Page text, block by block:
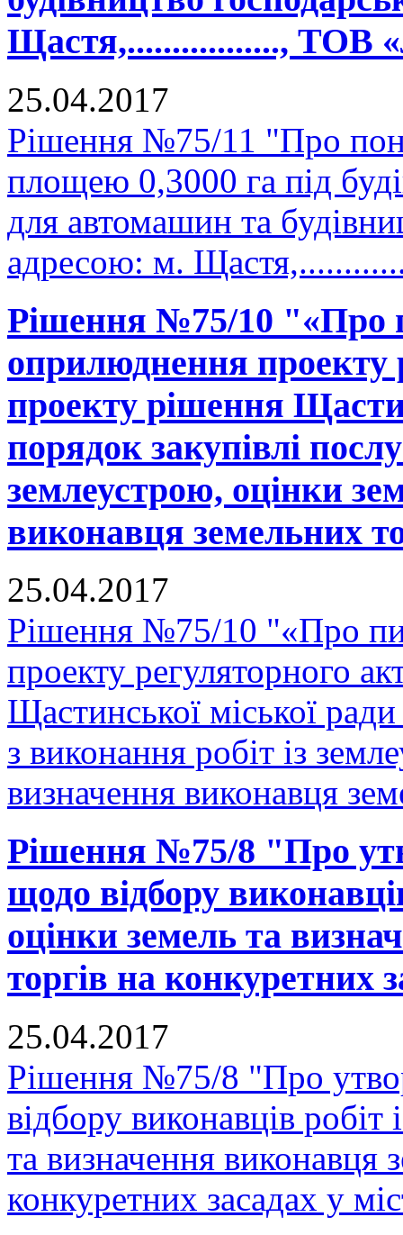
Щастя,................., ТОВ
25.04.2017
Рішення №75/11 "Про
площею 0,3000 га під
для автомашин та
адресою: м.
Рішення №75/10 "«Про
оприлюднення проекту
проекту рішення
порядок закупівлі
землеустрою, оцінки
виконавця земельних
25.04.2017
Рішення №75/10 "«Про
проекту регуляторного
Щастинської міської
з виконання робіт із
визначення виконавця
Рішення №75/8 "Про
щодо відбору
оцінки земель та
торгів на конкуретних
25.04.2017
Рішення №75/8 "Про
відбору виконавців
та визначення виконавця
конкуретних засадах у